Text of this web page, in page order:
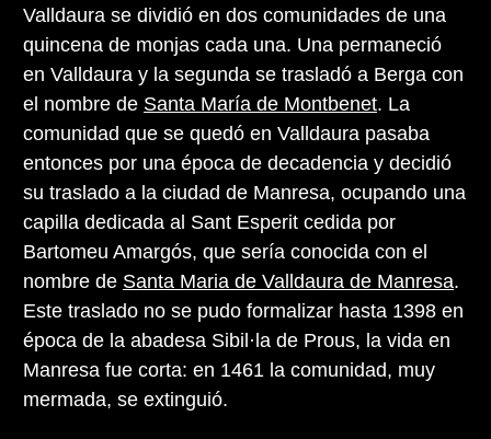
Valldaura se dividió en dos comunidades de una
quincena de monjas cada una. Una permaneció
en Valldaura y la segunda se trasladó a Berga con
el nombre de Santa María de Montbenet. La
comunidad que se quedó en Valldaura pasaba
entonces por una época de decadencia y decidió
su traslado a la ciudad de Manresa, ocupando una
capilla dedicada al Sant Esperit cedida por
Bartomeu Amargós, que sería conocida con el
nombre de Santa Maria de Valldaura de Manresa.
Este traslado no se pudo formalizar hasta 1398 en
época de la abadesa Sibil·la de Prous, la vida en
Manresa fue corta: en 1461 la comunidad, muy
mermada, se extinguió.